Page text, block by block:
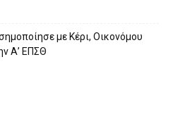
με Κέρι, Οικονόμου
Α’ ΕΠΣΘ